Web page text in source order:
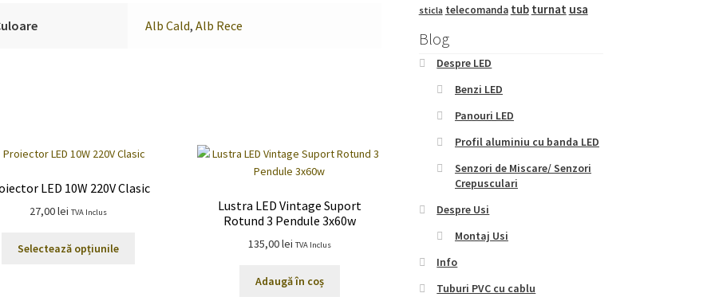
Alb Cald,Alb Rece
LED 10W 220V Clasic
27,00lei TVA Inclus
Selectează opțiunile
Lustra LED Vintage Suport
Rotund 3 Pendule 3x60w
135,00lei TVA Inclus
Adaugă în coș
sticla telecomanda tub turnat usa
Blog
Despre LED
Benzi LED
Panouri LED
Profil aluminiu cu banda LED
Senzori de Miscare/ Senzori
Crepusculari
Despre Usi
Montaj Usi
Info
Tuburi PVC cu cablu